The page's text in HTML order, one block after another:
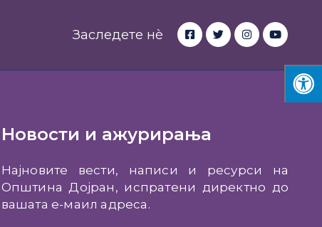
Заследете нè
Новости и ажурирања
Најновите вести, написи и ресурси на
Општина Дојран, испратени директно до
вашата е-маил адреса.